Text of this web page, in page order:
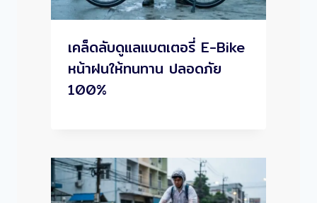
เคล็ดลับดูแลแบตเตอรี่ E-Bike
หน้าฝนให้ทนทาน ปลอดภัย
100%